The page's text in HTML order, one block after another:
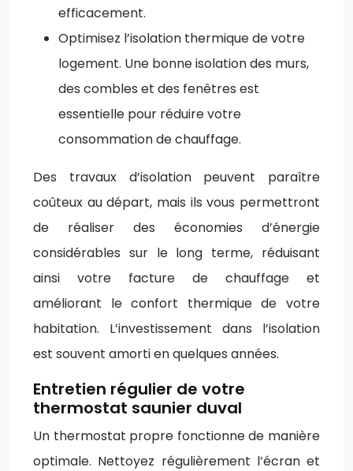
efficacement.
Optimisez l’isolation thermique de votre
logement. Une bonne isolation des murs,
des combles et des fenêtres est
essentielle pour réduire votre
consommation de chauffage.
Des travaux d’isolation peuvent paraître
coûteux au départ, mais ils vous permettront
de réaliser des économies d’énergie
considérables sur le long terme, réduisant
ainsi votre facture de chauffage et
améliorant le confort thermique de votre
habitation. L’investissement dans l’isolation
est souvent amorti en quelques années.
Entretien régulier de votre
thermostat saunier duval
Un thermostat propre fonctionne de manière
optimale. Nettoyez régulièrement l’écran et